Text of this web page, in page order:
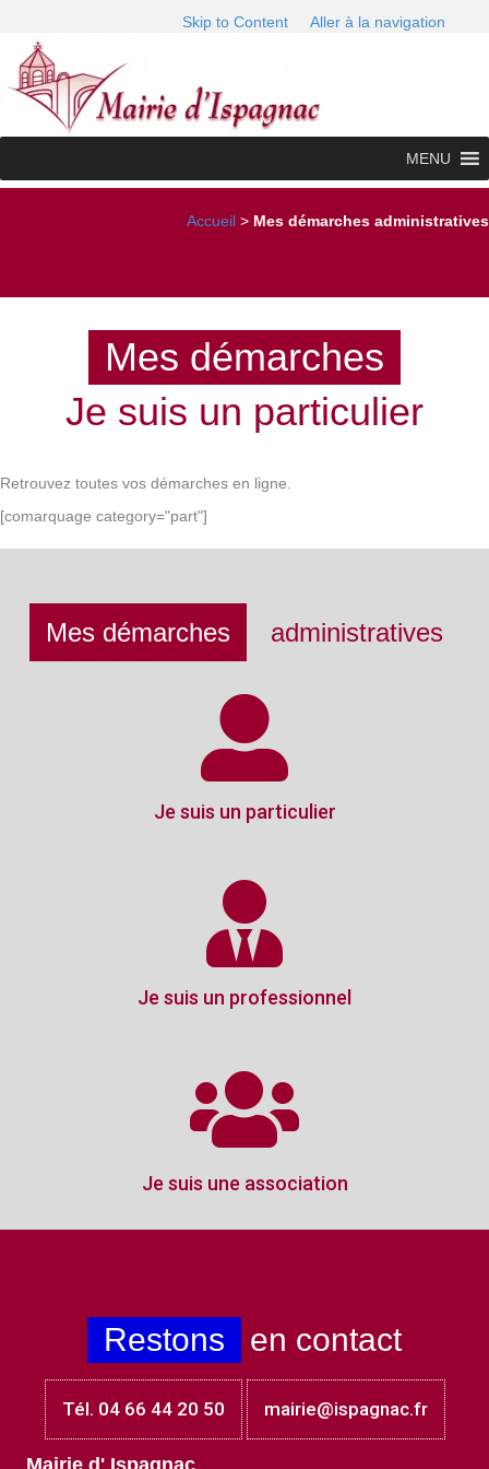
Skip to Content Aller à la navigation
MENU
Accueil > Mes démarches administratives
Mes démarches
Je suis un particulier
Retrouvez toutes vos démarches en ligne.
[comarquage category="part"]
Mes démarches administratives
Je suis un particulier
Je suis un professionnel
Je suis une association
Restons en contact
Tél. 04 66 44 20 50 mairie@ispagnac.fr
Mairie d' Ispagnac